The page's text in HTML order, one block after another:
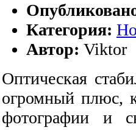
Категория:
Автор: Viktor
Оптическая
огромный плюс,
фотографии и